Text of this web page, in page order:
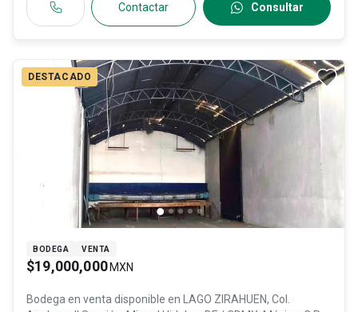
Contactar Consultar
DESTACADO
BODEGA VENTA
$19,000,000 MXN
Bodega en venta disponible en
LAGO ZIRAHUEN, Col.